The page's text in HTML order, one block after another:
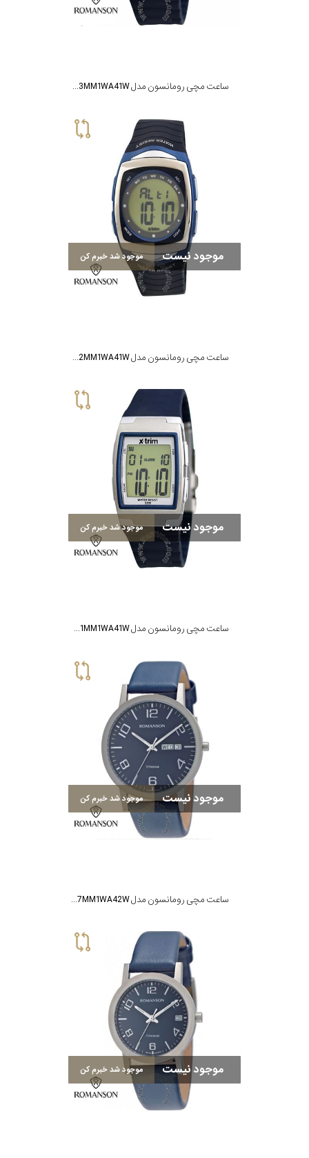
ساعت مچی رومانسون مدل XL3003MM1WA41W
موجود نیست موجود شد خبرم کن
ساعت مچی رومانسون مدل XL3002MM1WA41W
موجود نیست موجود شد خبرم کن
ساعت مچی رومانسون مدل XL3001MM1WA41W
موجود نیست موجود شد خبرم کن
ساعت مچی رومانسون مدل TL4257MM1WA42W
موجود نیست موجود شد خبرم کن